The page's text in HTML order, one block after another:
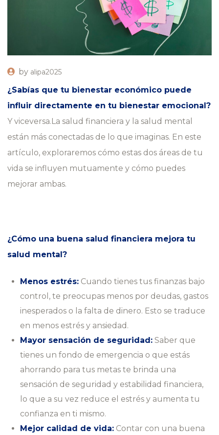
by alipa2025
¿Sabías que tu bienestar económico puede
influir directamente en tu bienestar emocional?
Y viceversa.La salud financiera y la salud mental
están más conectadas de lo que imaginas. En este
artículo, exploraremos cómo estas dos áreas de tu
vida se influyen mutuamente y cómo puedes
mejorar ambas.
¿Cómo una buena salud financiera mejora tu
salud mental?
Menos estrés:Cuando tienes tus finanzas bajo
control, te preocupas menos por deudas, gastos
inesperados o la falta de dinero. Esto se traduce
en menos estrés y ansiedad.
Mayor sensación de seguridad:Saber que
tienes un fondo de emergencia o que estás
ahorrando para tus metas te brinda una
sensación de seguridad y estabilidad financiera,
lo que a su vez reduce el estrés y aumenta tu
confianza en ti mismo.
Mejor calidad de vida:Contar con una buena